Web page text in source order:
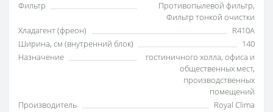
Фильтр
Противопылевой фильтр,
Фильтр тонкой очистки
Хладагент (фреон)
R410A
Ширина, см (внутренний блок)
140
Назначение
гостиничного холла, офиса и
общественных мест,
производственных
помещений
Производитель
Royal Clima